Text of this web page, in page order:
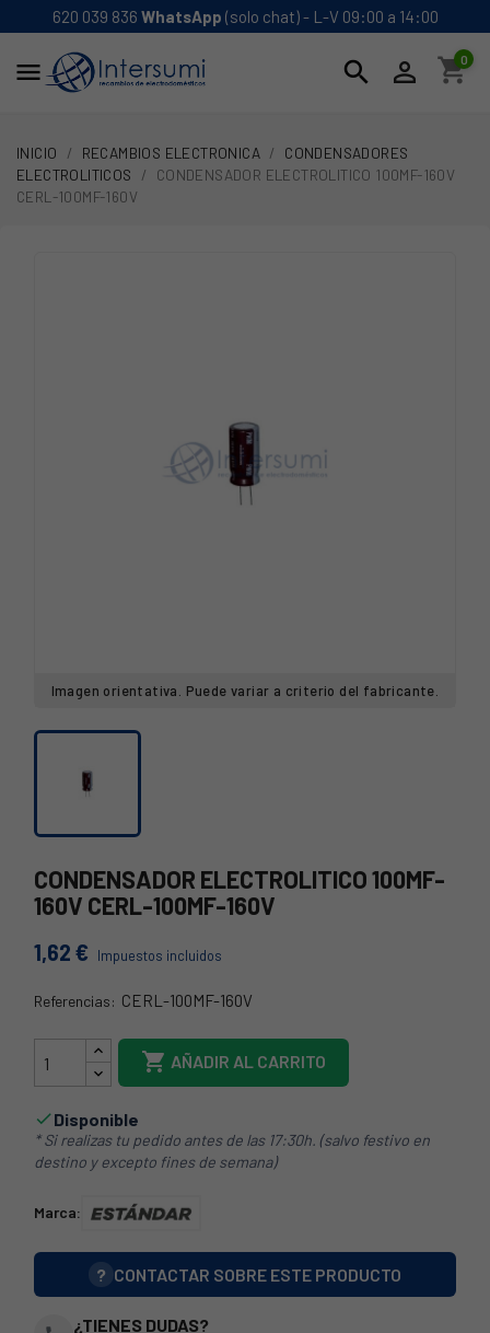
620 039 836 WhatsApp (solo chat) - L-V 09:00 a 14:00
 search  shopping_cart
0
INICIO RECAMBIOS ELECTRONICA
CONDENSADORES
ELECTROLITICOS
CONDENSADOR ELECTROLITICO 100MF-160V
CERL-100MF-160V
Imagen orientativa. Puede variar a criterio del fabricante.
CONDENSADOR ELECTROLITICO 100MF-
160V CERL-100MF-160V
1,62 € Impuestos incluidos
Referencias: CERL-100MF-160V
CERL-100MF160
 AÑADIR AL CARRITO
Disponible
* Si realizas tu pedido antes de las 17:30h. (salvo festivo en
destino y excepto fines de semana)
Marca:
? CONTACTAR SOBRE ESTE PRODUCTO
¿TIENES DUDAS?